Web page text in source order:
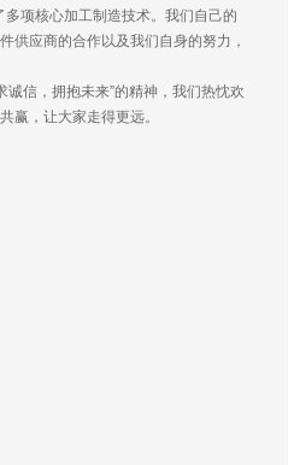
项核心加工制造技术。我们自己的
供应商的合作以及我们自身的努力，
诚信，拥抱未来”的精神，我们热忱欢
赢，让大家走得更远。